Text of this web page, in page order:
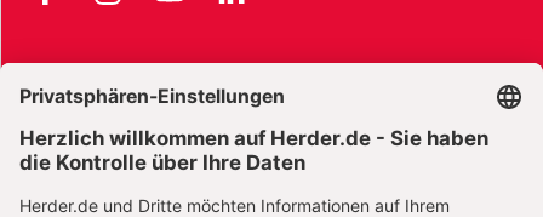
Widerrufsbelehrung E-Books
Widerrufsbelehrung Zeitschriften Datenschutz
Datenschutz Social Media Barrierefreiheit